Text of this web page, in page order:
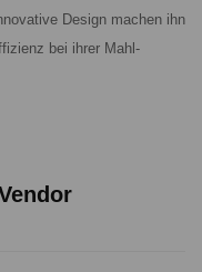
Design machen ihn
bei ihrer Mahl-